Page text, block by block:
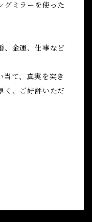
グミラーを使った
、金運、仕事など
当て、真実を突き
く、ご好評いただ